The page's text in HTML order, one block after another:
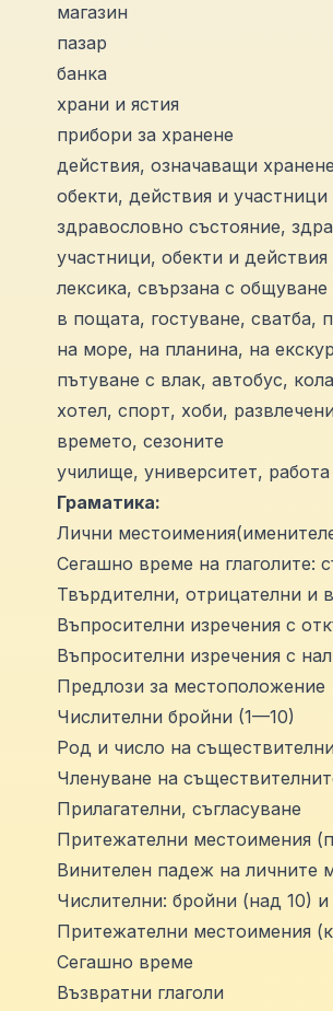
магазин
пазар
банка
храни и ястия
прибори за хранене
действия, означаващи
обекти, действия и
здравословно състояние,
участници, обекти и
лексика, свързана с
в пощата, гостуване, сватба,
на море, на планина, на
пътуване с влак, автобус,
хотел, спорт, хоби,
времето, сезоните
училище, университет, работа
Граматика:
Лични
Сегашно време на глаголите:
Твърдителни, отрицателни и
Въпросителни изречения с
Въпросителни изречения с
Предлози за местоположение
Числителни бройни (1—10)
Род и число на
Членуване на
Прилагателни, съгласуване
Притежателни местоимения
Винителен падеж на личните
Числителни: бройни (над 10)
Притежателни местоимения
Сегашно време
Възвратни глаголи